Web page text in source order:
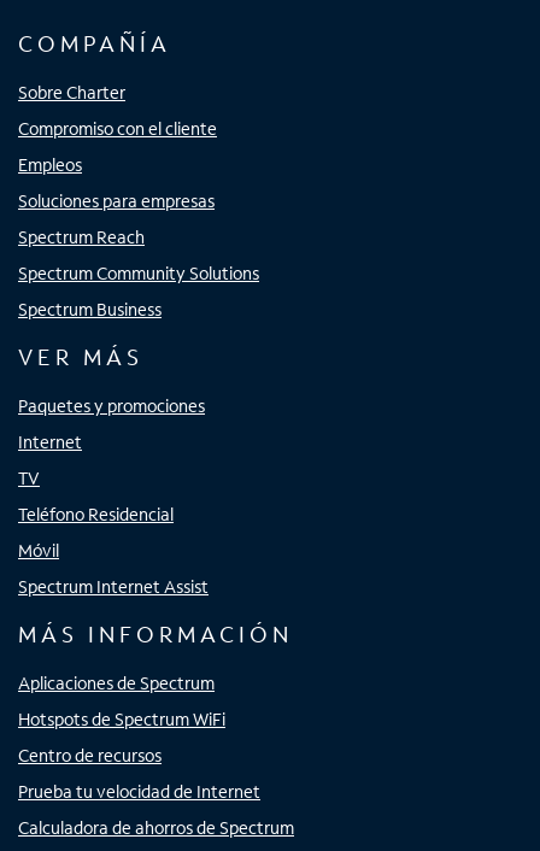
COMPAÑÍA
Sobre Charter
Compromiso con el cliente
Empleos
Soluciones para empresas
Spectrum Reach
Spectrum Community Solutions
Spectrum Business
VER MÁS
Paquetes y promociones
Internet
TV
Teléfono Residencial
Móvil
Spectrum Internet Assist
MÁS INFORMACIÓN
Aplicaciones de Spectrum
Hotspots de Spectrum WiFi
Centro de recursos
Prueba tu velocidad de Internet
Calculadora de ahorros de Spectrum